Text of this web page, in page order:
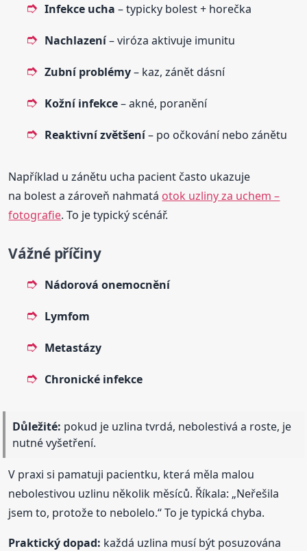
Infekce ucha – typicky bolest + horečka
Nachlazení– viróza aktivuje imunitu
Zubní problémy– kaz, zánět dásní
Kožní infekce– akné, poranění
Reaktivní zvětšení– po očkování nebo zánětu
Například u zánětu ucha pacient často ukazuje
na bolest a zároveň nahmatá otok uzliny za uchem –
fotografie. To je typický scénář.
Vážné příčiny
Nádorová onemocnění
Lymfom
Metastázy
Chronické infekce
Důležité: pokud je uzlina tvrdá, nebolestivá a roste, je
nutné vyšetření.
V praxi si pamatuji pacientku, která měla malou
nebolestivou uzlinu několik měsíců. Říkala: „Neřešila
jsem to, protože to nebolelo.“ To je typická chyba.
Praktický dopad: každá uzlina musí být posuzována